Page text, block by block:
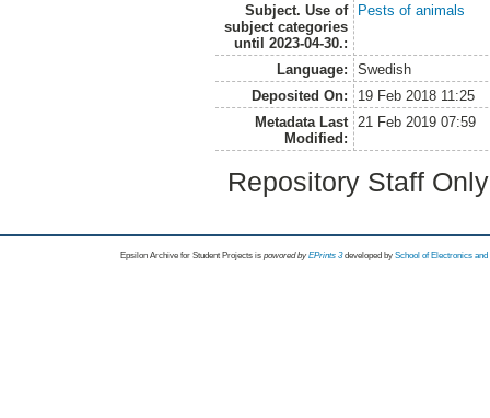
Subject. Use of
subject categories
until 2023-04-30.:
Pests of animals
Language:
Swedish
Deposited On:
19 Feb 2018 11:25
Metadata Last
Modified:
21 Feb 2019 07:59
Repository Staff
Epsilon Archive for Student Projects is powored byEPrints 3 developed by School of Electronics